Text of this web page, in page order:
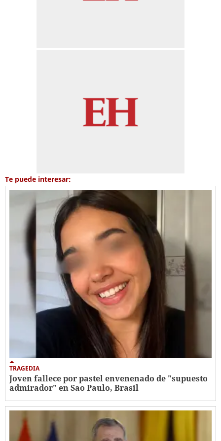
Te puede interesar:
TRAGEDIA
Joven fallece por pastel envenenado de "supuesto
admirador" en Sao Paulo, Brasil